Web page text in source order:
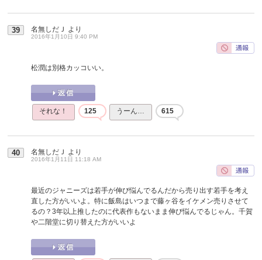
39 名無しだＪ より
2016年1月10日 9:40 PM
松潤は別格カッコいい。
それな！ 125 うーん… 615
40 名無しだＪ より
2016年1月11日 11:18 AM
最近のジャニーズは若手が伸び悩んでるんだから売り出す若手を考え
直した方がいいよ。特に飯島はいつまで藤ヶ谷をイケメン売りさせて
るの？3年以上推したのに代表作もないまま伸び悩んでるじゃん。千賀
や二階堂に切り替えた方がいいよ